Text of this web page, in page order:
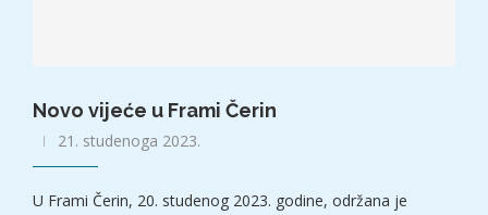
Novo vijeće u Frami Čerin
21. studenoga 2023.
U Frami Čerin, 20. studenog 2023. godine, održana je